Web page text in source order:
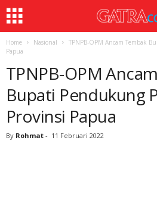
Home Nasional
TPNPB-OPM Ancam Tembak
Papua
TPNPB-OPM
Bupati Pendukung
Provinsi Papua
By Rohmat - 11 Februari 2022